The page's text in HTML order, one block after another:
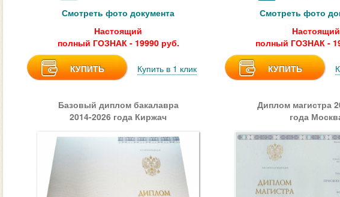
Смотреть фото документа
Настоящий
полный ГОЗНАК - 19990 руб.
КУПИТЬ Купить в 1 клик
Смотреть фото
Настоящий
полный ГОЗНАК -
КУПИТЬ
Базовый диплом бакалавра
2014-2026 года Киржач
Диплом магистра
года